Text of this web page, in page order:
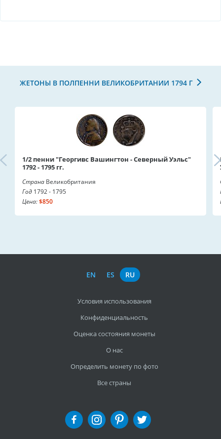
ЖЕТОНЫ В ПОЛПЕННИ ВЕЛИКОБРИТАНИИ 1794 Г
1/2 пенни "Георгивс Вашингтон - Северный Уэльс"
1792 - 1795 гг.
Страна Великобритания
Год 1792 - 1795
Цена:$850
EN ES RU
Условия использования
Конфиденциальность
Оценка состояния монеты
О нас
Определить монету по фото
Все страны